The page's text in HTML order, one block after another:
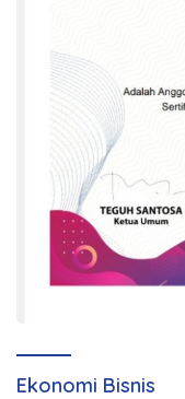
Ekonomi Bisnis